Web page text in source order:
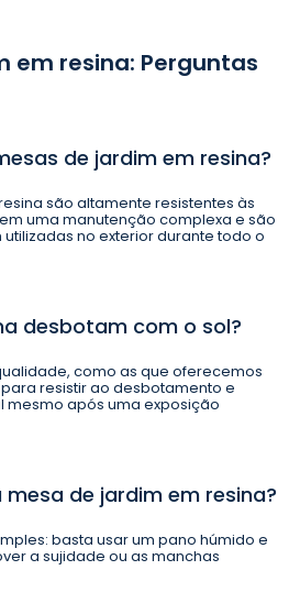
em resina: Perguntas
de jardim em resina?
são altamente resistentes às
uma manutenção complexa e são
no exterior durante todo o
desbotam com o sol?
como as que oferecemos
resistir ao desbotamento e
mesmo após uma exposição
de jardim em resina?
basta usar um pano húmido e
a sujidade ou as manchas